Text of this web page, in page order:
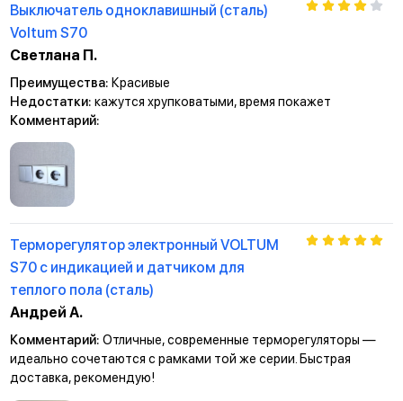
Выключатель одноклавишный (сталь)
Voltum S70
Светлана П.
Преимущества: Красивые
Недостатки: кажутся хрупковатыми, время покажет
Комментарий:
Терморегулятор электронный VOLTUM
S70 с индикацией и датчиком для
теплого пола (сталь)
Андрей А.
Комментарий: Отличные, современные терморегуляторы —
идеально сочетаются с рамками той же серии. Быстрая
доставка, рекомендую!